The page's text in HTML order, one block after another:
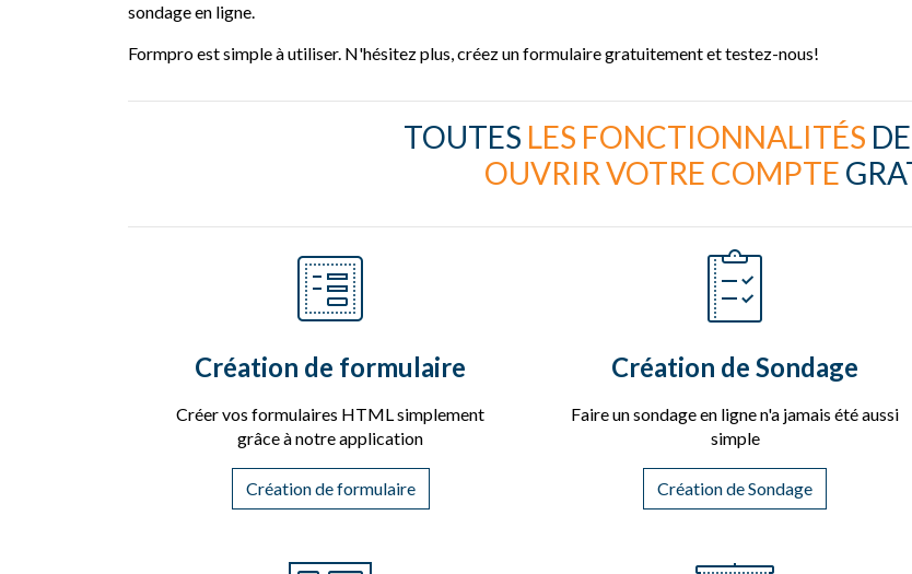
sondage en ligne.
Formpro est simple à utiliser. N'hésitez plus, créez un formulaire gratuitement et testez-nous!
TOUTES LES FONCTIONNALITÉS
OUVRIR VOTRE COMPTE
Création de formulaire
Créer vos formulaires HTML simplement
grâce à notre application
Création de formulaire
Création de Sondage
Faire un sondage en ligne n'a jamais été aussi
simple
Création de Sondage